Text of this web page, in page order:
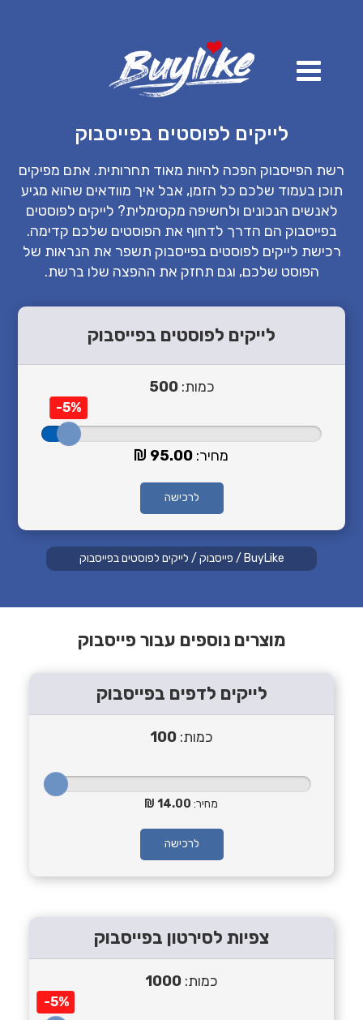
לייקים לפוסטים בפייסבוק
רשת הפייסבוק הפכה להיות מאוד תחרותית. אתם מפיקים
תוכן בעמוד שלכם כל הזמן, אבל איך מוודאים שהוא מגיע
לאנשים הנכונים ולחשיפה מקסימלית? לייקים לפוסטים
בפייסבוק הם הדרך לדחוף את הפוסטים שלכם קדימה.
רכישת לייקים לפוסטים בפייסבוק תשפר את הנראות של
הפוסט שלכם, וגם תחזק את ההפצה שלו ברשת.
לייקים לפוסטים בפייסבוק
כמות:500
-5%
מחיר: 95.00
לרכישה
BuyLike
/ פייסבוק / לייקים לפוסטים בפייסבוק
מוצרים נוספים עבור פייסבוק
לייקים לדפים בפייסבוק
כמות: 100
מחיר: 14.00
לרכישה
צפיות לסירטון בפייסבוק
כמות: 1000
-5%